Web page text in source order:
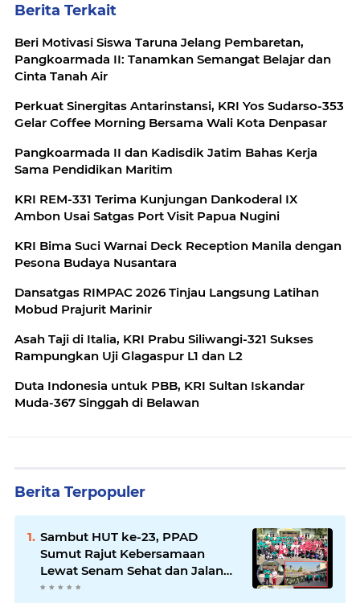
Berita Terkait
Beri Motivasi Siswa Taruna Jelang Pembaretan,
Pangkoarmada II: Tanamkan Semangat Belajar dan
Cinta Tanah Air
Perkuat Sinergitas Antarinstansi, KRI Yos Sudarso-353
Gelar Coffee Morning Bersama Wali Kota Denpasar
Pangkoarmada II dan Kadisdik Jatim Bahas Kerja
Sama Pendidikan Maritim
KRI REM-331 Terima Kunjungan Dankoderal IX
Ambon Usai Satgas Port Visit Papua Nugini
KRI Bima Suci Warnai Deck Reception Manila dengan
Pesona Budaya Nusantara
Dansatgas RIMPAC 2026 Tinjau Langsung Latihan
Mobud Prajurit Marinir
Asah Taji di Italia, KRI Prabu Siliwangi-321 Sukses
Rampungkan Uji Glagaspur L1 dan L2
Duta Indonesia untuk PBB, KRI Sultan Iskandar
Muda-367 Singgah di Belawan
Berita Terpopuler
Sambut HUT ke-23, PPAD
Sumut Rajut Kebersamaan
Lewat Senam Sehat dan Jalan
Santai di Mako Bekangdam I/BB